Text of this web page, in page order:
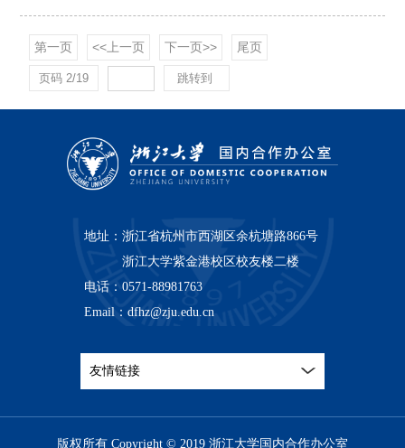
第一页 <<上一页 下一页>> 尾页
页码2/19 跳转到
地址： 浙江省杭州市西湖区余杭塘路866号
浙江大学紫金港校区校友楼二楼
电话： 0571-88981763
Email： dfhz@zju.edu.cn
友情链接
版权所有 Copyright © 2019 浙江大学国内合作办公室